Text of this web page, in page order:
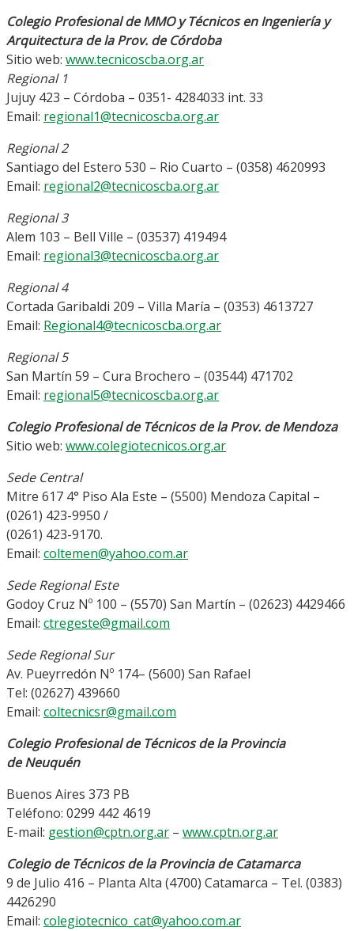
Colegio Profesional de MMO y Técnicos en Ingeniería y
Arquitectura de la Prov. de Córdoba
Sitio web: www.tecnicoscba.org.ar
Regional 1
Jujuy 423 – Córdoba – 0351- 4284033 int. 33
Email: regional1@tecnicoscba.org.ar
Regional 2
Santiago del Estero 530 – Rio Cuarto – (0358) 4620993
Email: regional2@tecnicoscba.org.ar
Regional 3
Alem 103 – Bell Ville – (03537) 419494
Email: regional3@tecnicoscba.org.ar
Regional 4
Cortada Garibaldi 209 – Villa María – (0353) 4613727
Email: Regional4@tecnicoscba.org.ar
Regional 5
San Martín 59 – Cura Brochero – (03544) 471702
Email: regional5@tecnicoscba.org.ar
Colegio Profesional de Técnicos de la Prov. de Mendoza
Sitio web: www.colegiotecnicos.org.ar
Sede Central
Mitre 617 4° Piso Ala Este – (5500) Mendoza Capital –
(0261) 423-9950 /
(0261) 423-9170.
Email: coltemen@yahoo.com.ar
Sede Regional Este
Godoy Cruz Nº 100 – (5570) San Martín – (02623) 4429466
Email: ctregeste@gmail.com
Sede Regional Sur
Av. Pueyrredón Nº 174– (5600) San Rafael
Tel: (02627) 439660
Email: coltecnicsr@gmail.com
Colegio Profesional de Técnicos de la Provincia
de Neuquén
Buenos Aires 373 PB
Teléfono: 0299 442 4619
E-mail: gestion@cptn.org.ar – www.cptn.org.ar
Colegio de Técnicos de la Provincia de Catamarca
9 de Julio 416 – Planta Alta (4700) Catamarca – Tel. (0383)
4426290
Email: colegiotecnico_cat@yahoo.com.ar